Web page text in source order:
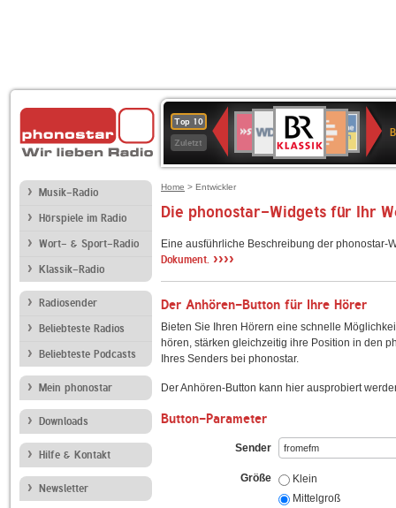
Top 10
Zuletzt
Deutschlandfunk
80er
90er
OLDIE
ANTENNE
4
BR-
KLASSIK
Deutschlandfunk
Kultur
ANTENNE
BAYERN
SWR
Kultur
NDR
2
Musik-Radio
Hörspiele im Radio
Wort- & Sport-Radio
Klassik-Radio
Radiosender
Beliebteste Radios
Beliebteste Podcasts
Mein phonostar
Downloads
Hilfe & Kontakt
Newsletter
Home > Entwickler
Die phonostar-Widgets für Ihr
Eine ausführliche Beschreibung der
Dokument. ››››
Der Anhören-Button für Ihre Hörer
Bieten Sie Ihren Hörern eine schnelle
hören, stärken gleichzeitig ihre Position in den
Ihres Senders bei phonostar.
Der Anhören-Button kann hier ausprobiert
Button-Parameter
Sender
Größe
Klein
Mittelgroß